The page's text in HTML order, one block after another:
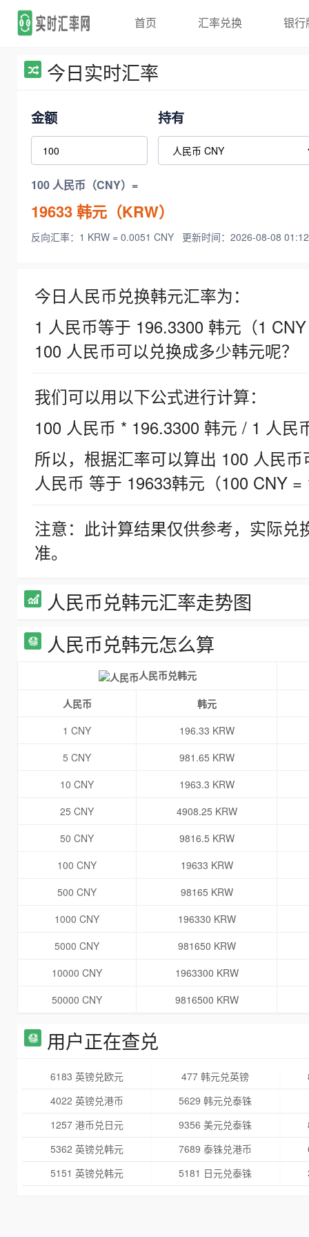
首页 汇率兑换 银行
今日实时汇率
金额 持有
100 人民币（CNY）=
19633韩元（KRW）
反向汇率：1 KRW = 0.0051 CNY 更新时间：2026-08-08
今日人民币兑换韩元汇率为：
1 人民币等于 196.3300 韩元（1
100 人民币可以兑换成多少韩元呢？
我们可以用以下公式进行计算：
100 人民币 * 196.3300 韩元 / 1 人民
所以，根据汇率可以算出 100 人民
人民币 等于 19633韩元（100 CNY =
注意：此计算结果仅供参考，实际
准。
人民币兑韩元汇率走势图
人民币兑韩元怎么算
人民币兑韩元
人民币
韩元
1 CNY
196.33 KRW
5 CNY
981.65 KRW
10 CNY
1963.3 KRW
25 CNY
4908.25 KRW
50 CNY
9816.5 KRW
100 CNY
19633 KRW
500 CNY
98165 KRW
1000 CNY
196330 KRW
5000 CNY
981650 KRW
10000 CNY
1963300 KRW
50000 CNY
9816500 KRW
用户正在查兑
6183 英镑兑欧元 477 韩元兑英镑
4022 英镑兑港币
5629 韩元兑泰铢
1257 港币兑日元
9356 美元兑泰铢
5362 英镑兑韩元
7689 泰铢兑港币
5151 英镑兑韩元
5181 日元兑泰铢